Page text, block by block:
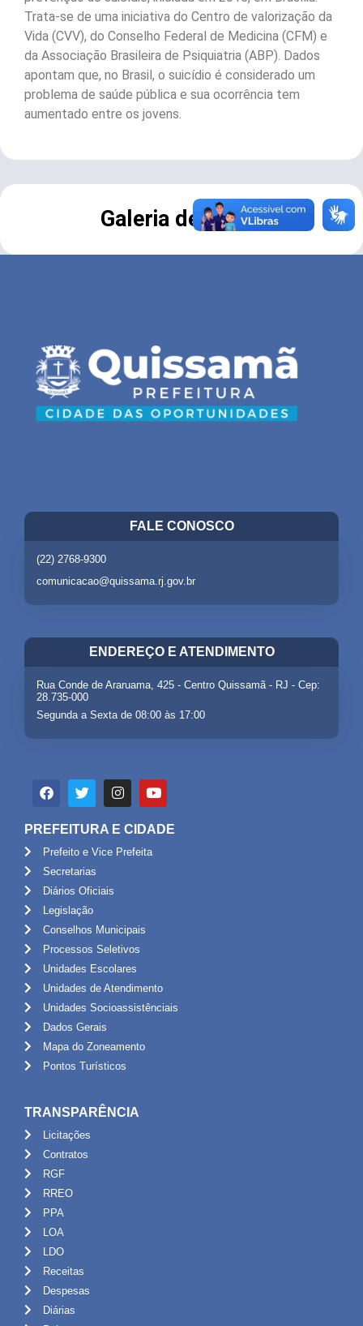
Trata-se de uma iniciativa do Centro de valorização da
Vida (CVV), do Conselho Federal de Medicina (CFM) e
da Associação Brasileira de Psiquiatria (ABP). Dados
apontam que, no Brasil, o suicídio é considerado um
problema de saúde pública e sua ocorrência tem
aumentado entre os jovens.
Galeria de Fotos
FALE CONOSCO
(22) 2768-9300
comunicacao@quissama.rj.gov.br
ENDEREÇO E ATENDIMENTO
Rua Conde de Araruama, 425 - Centro Quissamã - RJ - Cep:
28.735-000
Segunda a Sexta de 08:00 às 17:00
PREFEITURA E CIDADE
Prefeito e Vice Prefeita
Secretarias
Diários Oficiais
Legislação
Conselhos Municipais
Processos Seletivos
Unidades Escolares
Unidades de Atendimento
Unidades Socioassistênciais
Dados Gerais
Mapa do Zoneamento
Pontos Turísticos
TRANSPARÊNCIA
Licitações
Contratos
RGF
RREO
PPA
LOA
LDO
Receitas
Despesas
Diárias